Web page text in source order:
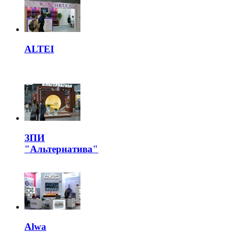
ALTEI
ЗПИ
"Альтернатива"
Alwa